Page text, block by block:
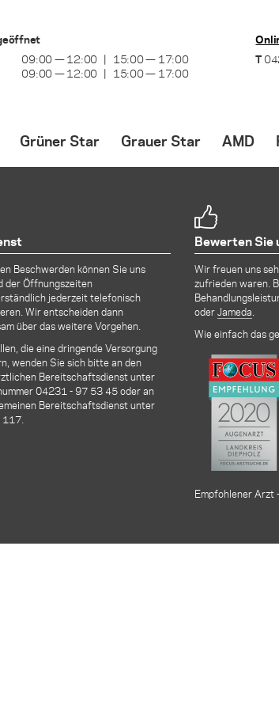
09:00 — 12:00
15:00 — 17:00
09:00 — 12:00 15:00 — 17:00
T
Grüner Star
Laserbehandlung
Grauer Star
Zeitpunkt für die OP
AMD
Beschwerden können Sie uns
der Öffnungszeiten
jederzeit telefonisch
Wir entscheiden dann
über das weitere Vorgehen.
die eine dringende Versorgung
wenden Sie sich bitte an den
Bereitschaftsdienst unter
04231 - 97 53 45oder an
Bereitschaftsdienst unter
Bewerten Sie
Wir freuen uns
zufrieden waren.
oderJameda
Wie einfach das
Empfohlener Arzt